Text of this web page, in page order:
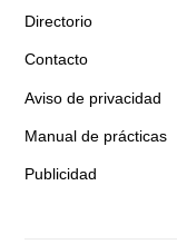
Directorio
Contacto
Aviso de privacidad
Manual de prácticas
Publicidad